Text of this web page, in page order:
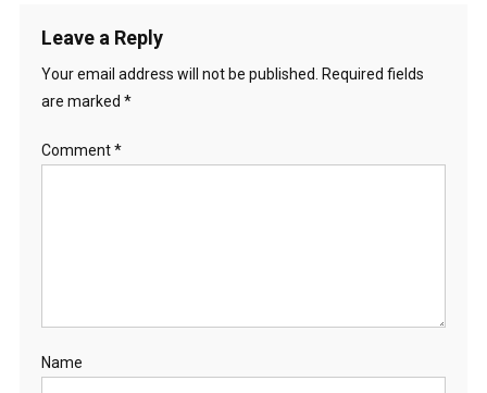
Leave a Reply
Your email address will not be published. Required fields
are marked *
Comment*
Name